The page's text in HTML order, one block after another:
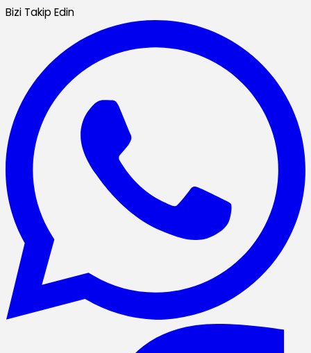
Bizi Takip Edin